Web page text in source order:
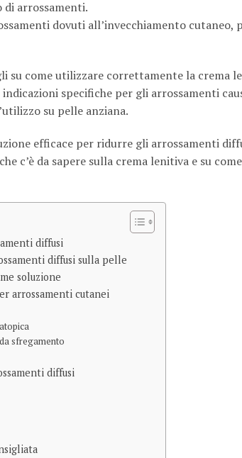
di arrossamenti.
dovuti all’invecchiamento cutaneo,
come utilizzare correttamente la crema
specifiche per gli arrossamenti
su pelle anziana.
efficace per ridurre gli arrossamenti
c’è da sapere sulla crema lenitiva e su
diffusi
diffusi sulla pelle
soluzione
arrossamenti cutanei
sfregamento
diffusi